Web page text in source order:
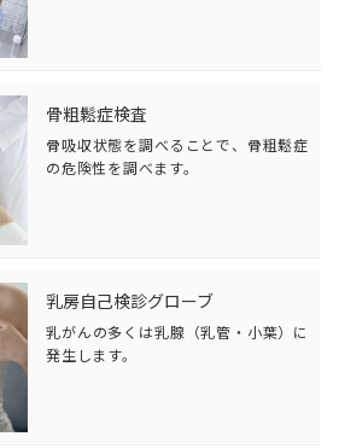
骨粗鬆症検査
骨吸収状態を調べることで、骨粗鬆症
の危険性を調べます。
乳房自己検診グローブ
乳がんの多くは乳腺（乳管・小葉）に
発生します。